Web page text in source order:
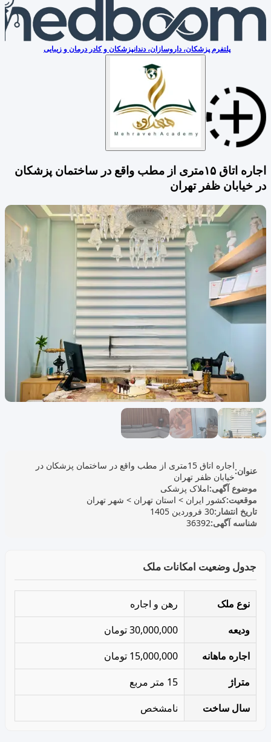
پلتفرم پزشکان، داروسازان، دندانپزشکان و کادر درمان و زیبایی
اجاره اتاق ۱۵متری از مطب واقع در ساختمان پزشکان
در خیابان ظفر تهران
عنوان:
اجاره اتاق 15متری از مطب واقع در ساختمان پزشکان در
خیابان ظفر تهران
موضوع آگهی:املاک پزشکی
موقعیت:کشور ایران > استان تهران > شهر تهران
تاریخ انتشار:30 فروردین 1405
شناسه آگهی:36392
جدول وضعیت امکانات ملک
نوع ملک
رهن و اجاره
ودیعه
30,000,000 تومان
اجاره ماهانه
15,000,000 تومان
متراژ
15 متر مربع
سال ساخت
نامشخص